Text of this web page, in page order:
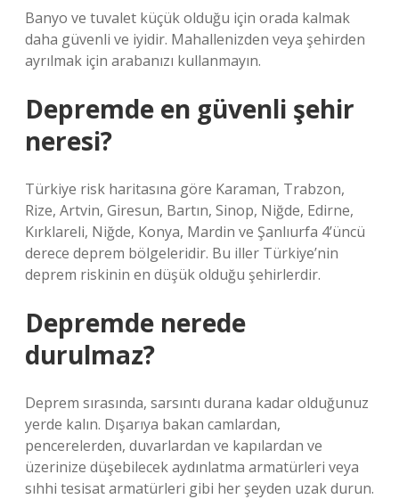
Banyo ve tuvalet küçük olduğu için orada kalmak
daha güvenli ve iyidir. Mahallenizden veya şehirden
ayrılmak için arabanızı kullanmayın.
Depremde en güvenli şehir
neresi?
Türkiye risk haritasına göre Karaman, Trabzon,
Rize, Artvin, Giresun, Bartın, Sinop, Niğde, Edirne,
Kırklareli, Niğde, Konya, Mardin ve Şanlıurfa 4’üncü
derece deprem bölgeleridir. Bu iller Türkiye’nin
deprem riskinin en düşük olduğu şehirlerdir.
Depremde nerede
durulmaz?
Deprem sırasında, sarsıntı durana kadar olduğunuz
yerde kalın. Dışarıya bakan camlardan,
pencerelerden, duvarlardan ve kapılardan ve
üzerinize düşebilecek aydınlatma armatürleri veya
sıhhi tesisat armatürleri gibi her şeyden uzak durun.